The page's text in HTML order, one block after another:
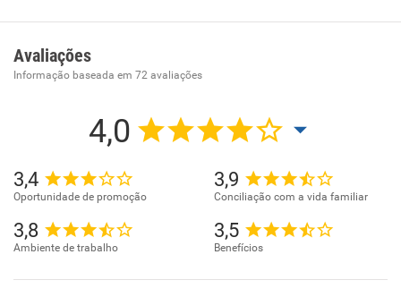
Avaliações
Informação baseada em 72 avaliações
4,0
3,4
Oportunidade de promoção
3,9
Conciliação com a vida familiar
3,8
Ambiente de trabalho
3,5
Benefícios